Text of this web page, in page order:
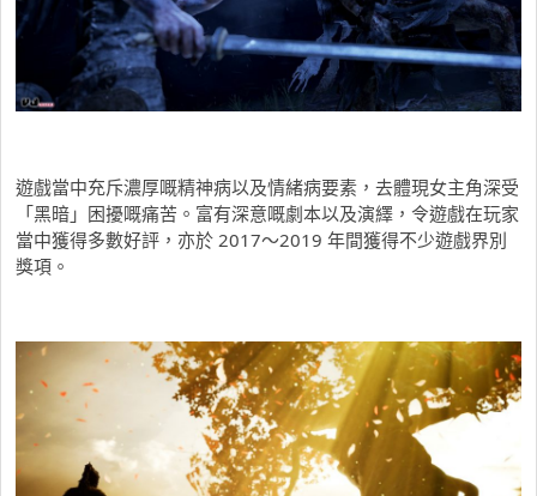
遊戲當中充斥濃厚嘅精神病以及情緒病要素，去體現女主角深受
「黑暗」困擾嘅痛苦。富有深意嘅劇本以及演繹，令遊戲在玩家
當中獲得多數好評，亦於 2017～2019 年間獲得不少遊戲界別
獎項。